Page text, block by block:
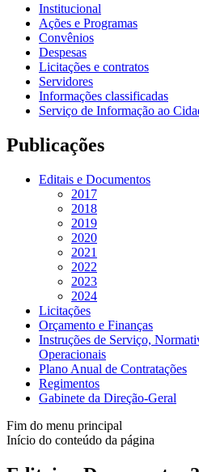
Institucional
Ações e Programas
Convênios
Despesas
Licitações e contratos
Servidores
Informações classificadas
Serviço de Informação ao
Publicações
Editais e Documentos
2017
2018
2019
2020
2021
2022
2023
2024
Licitações
Orçamento e Finanças
Instruções de Serviço,
Operacionais
Plano Anual de Contratações
Regimentos
Gabinete da Direção-Geral
Fim do menu principal
Início do conteúdo da página